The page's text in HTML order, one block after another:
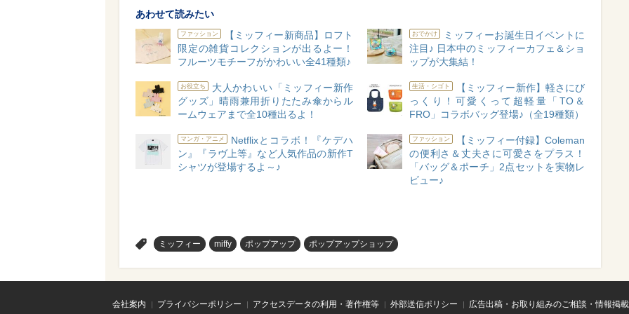
あわせて読みたい
ファッション
【ミッフィー新商品】ロフト
限定の雑貨コレクションが出るよー！
フルーツモチーフがかわいい全41種類♪
おでかけ
ミッフィーお誕生日イベントに
注目♪ 日本中のミッフィーカフェ＆ショ
ップが大集結！
お役立ち
大人かわいい「ミッフィー新作
グッズ」晴雨兼用折りたたみ傘からル
ームウェアまで全10種出るよ！
生活・シゴト
【ミッフィー新作】軽さにび
っくり！可愛くって超軽量「TO＆
FRO」コラボバッグ登場♪（全19種類）
マンガ・アニメ
Netflixとコラボ！『ケデハ
ン』『ラヴ上等』など人気作品の新作T
シャツが登場するよ～♪
ファッション
【ミッフィー付録】Coleman
の便利さ＆丈夫さに可愛さをプラス！
「バッグ＆ポーチ」2点セットを実物レ
ビュー♪
ミッフィー miffy ポップアップ ポップアップショップ
会社案内 プライバシーポリシー アクセスデータの利用・著作権等 外部送信ポリシー 広告出稿・お取り組みのご相談・情報掲